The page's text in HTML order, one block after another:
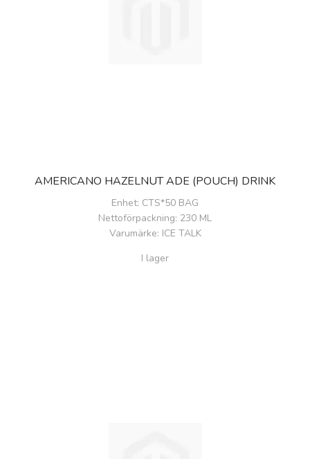
AMERICANO HAZELNUT ADE (POUCH) DRINK
Enhet: CTS*50 BAG
Nettoförpackning: 230 ML
Varumärke: ICE TALK
I lager